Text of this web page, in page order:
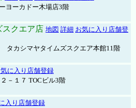
ヨーカドー木場店3階
スクエア店 地図 詳細 お気に入り店舗登
タカシマヤタイムズスクエア本館11階
に入り店舗登録
－１７ TOCビル3階
入り店舗登録